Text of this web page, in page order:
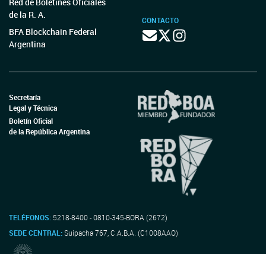
de la R. A.
BFA Blockchain Federal
Argentina
CONTACTO
Secretaría
Legal y Técnica
Boletín Oficial
de la República Argentina
TELÉFONOS: 5218-8400 - 0810-345-BORA (2672)
SEDE CENTRAL:Suipacha 767, C.A.B.A. (C1008AAO)